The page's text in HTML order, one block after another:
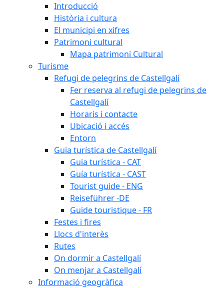
Introducció
Història i cultura
El municipi en xifres
Patrimoni cultural
Mapa patrimoni Cultural
Turisme
Refugi de pelegrins de Castellgalí
Fer reserva al refugi de pelegrins de
Castellgalí
Horaris i contacte
Ubicació i accés
Entorn
Guia turística de Castellgalí
Guia turística - CAT
Guía turística - CAST
Tourist guide - ENG
Reiseführer -DE
Guide touristique - FR
Festes i fires
Llocs d'interès
Rutes
On dormir a Castellgalí
On menjar a Castellgalí
Informació geogràfica